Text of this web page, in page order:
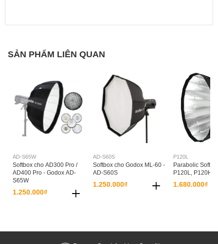
SẢN PHẨM LIÊN QUAN
AD-S65W
Softbox cho AD300 Pro /
AD400 Pro - Godox AD-
S65W
1.250.000₫
AD-S60S
Softbox cho Godox ML-60 -
AD-S60S
1.250.000₫
P120L
Parabolic
P120L, P120H
1.680.000₫